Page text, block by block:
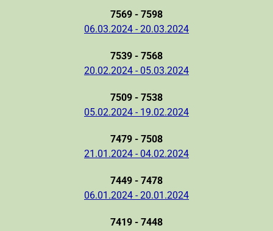
7569 - 7598
06.03.2024 - 20.03.2024
7539 - 7568
20.02.2024 - 05.03.2024
7509 - 7538
05.02.2024 - 19.02.2024
7479 - 7508
21.01.2024 - 04.02.2024
7449 - 7478
06.01.2024 - 20.01.2024
7419 - 7448